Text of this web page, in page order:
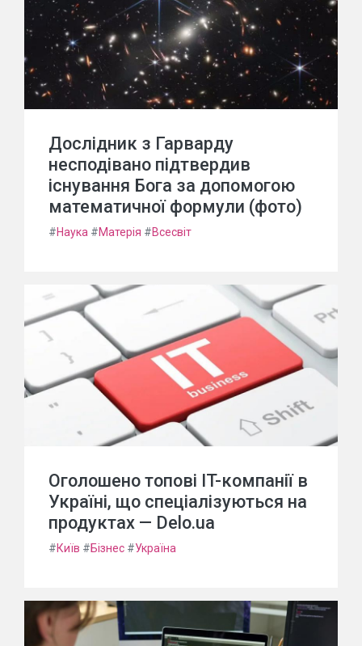
Дослідник з Гарварду
несподівано підтвердив
існування Бога за допомогою
математичної формули (фото)
#Наука #Матерія #Всесвіт
Оголошено топові IT-компанії в
Україні, що спеціалізуються на
продуктах — Delo.ua
#Київ #Бізнес #Україна